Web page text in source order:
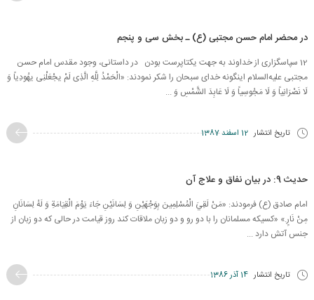
در محضر امام حسن مجتبی (ع) ـ بخش سی و پنجم
12 سپاسگزاری از خداوند به جهت یکتاپرست بودن در داستانی، وجود مقدس امام حسن
مجتبی علیه‌السلام اینگونه خدای سبحان را شکر نمودند: «الْحَمْدُ لِلَّهِ الَّذِی لَمْ یجْعَلْنِی یهُودِیاً وَ
لَا نَصْرَانِیاً وَ لَا مَجُوسِیاً وَ لَا عَابِدَ الشَّمْسِ وَ ...
تاریخ انتشار 12 اسفند 1387
حدیث 9: در بیان نفاق و علاج آن
امام صادق (ع) فرمودند: «مَنْ لَقِيَ الْمُسْلِمِينَ‏ بِوَجْهَيْنِ وَ لِسَانَيْنِ جَاءَ يَوْمَ الْقِيَامَةِ وَ لَهُ لِسَانَانِ‏
مِنْ نَارٍ.» «کسیکه مسلمانان را با دو رو و دو زبان ملاقات کند روز قیامت در حالی که دو زبان از
جنس آتش دارد ...
تاریخ انتشار 14 آذر 1386